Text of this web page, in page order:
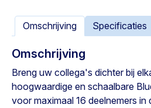
Omschrijving Specificaties
Omschrijving
Breng uw collega's dichter bij
hoogwaardige en schaalbare
voor maximaal 16 deelnemers in